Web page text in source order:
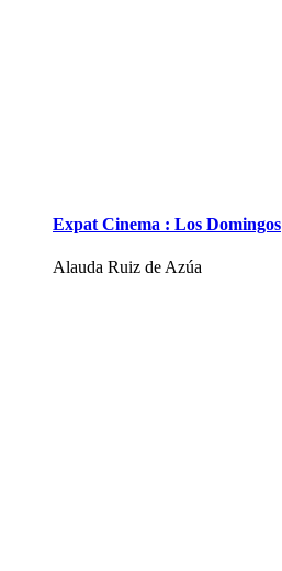
Expat Cinema : Los Domingos
Alauda Ruiz de Azúa